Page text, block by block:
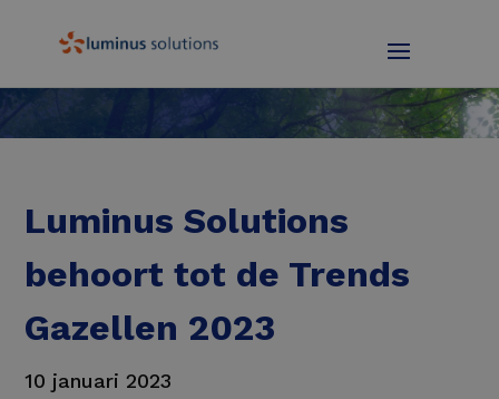
Luminus Solutions
behoort tot de Trends
Gazellen 2023
10 januari 2023